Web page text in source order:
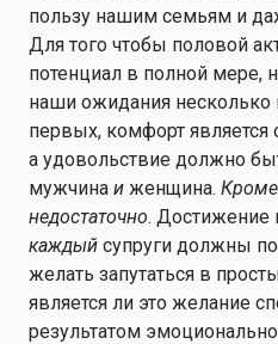
пользу нашим семьям и
Для того чтобы половой
потенциал в полной мере,
наши ожидания
первых, комфорт
а удовольствие должно
мужчина и женщина. Кроме
недостаточно. Достижение
каждый супруги должны
желать запутаться в
является ли это желание
результатом